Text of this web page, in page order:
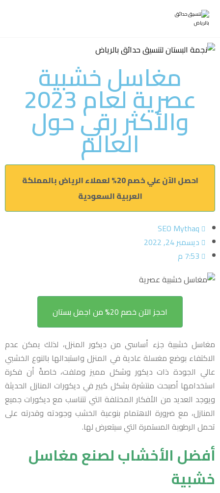
مغاسل خشبية
عصرية لعام 2023
والأكثر رقي حول
العالم
احصل الآن علي خصم 20% لعملاء الرياض بالمملكة
العربية السعودية
SEO Mythaq
ديسمبر 24, 2022
7:53 م
احجز الآن خصم 20% من اجمل بستان
مغاسل خشبية جزء أساسي من ديكور المنزل، لذلك يمكن عدم
الاكتفاء بوضع مغسلة عادية في المنزل واستبدالها بالنوع الخشبي
عالي الجودة ذات ديكور وشكل مميز وملفت، خاصةً أن فكرة
استخدامها أصبحت منتشرة بشكل كبير في ديكورات المنازل الحديثة
ويوجد العديد من الأفكار المختلفة التي تتناسب مع ديكورات جميع
المنازل، مع ضرورة الاهتمام بنوعية الخشب وجودته وقدرته على
تحمل الرطوبة المستمرة التي سيتعرض لها.
أفضل الأخشاب لصنع مغاسل
خشبية